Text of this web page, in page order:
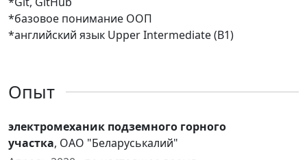
*базовое понимание ООП
*английский язык Upper Intermediate (B1)
Опыт
электромеханик подземного горного
участка, ОАО "Беларуськалий"